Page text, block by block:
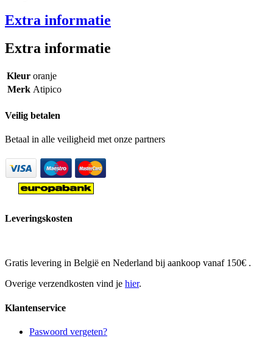
Extra informatie
Extra informatie
Kleur oranje
Merk Atipico
Veilig betalen
Betaal in alle veiligheid met onze partners
Leveringskosten
Gratis levering in België en Nederland bij aankoop vanaf 150€ .
Overige verzendkosten vind je hier.
Klantenservice
Paswoord vergeten?